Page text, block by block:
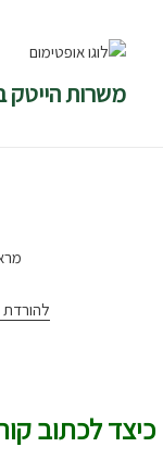
משרות הייטק
להורדת
כיצד לכתוב